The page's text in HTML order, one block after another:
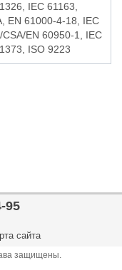
IEC 61163,
EN 61000-4-18, IEC
EN 60950-1, IEC
ISO 9223
95
сайта
защищены.